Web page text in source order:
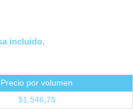
incluido.
Precio por volumen
$1.546,75